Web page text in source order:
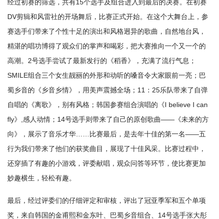
经过初赛的筛选，共有15个选手及组合进入到最后的决赛。在初赛
DV剪辑和风雷社的开场舞后，比赛正式开始。在这个大舞台上，参
赛选手们带来了个性十足的演出和风格迥异的歌曲，自然地台风，
精湛的唱功博得了观众们的掌声和喝彩，把大赛推向一个又一个的
高潮。2号选手尝试了最新发行的《稻香》，充满了流行气息；
SMILE组合三个女生靓丽的外形和动听的嗓音令大家眼前一亮；巴
蜀乡音的《乡音乡情》，用美声震撼全场；11：25乐队带来了自弹
自唱的《离歌》，别有风格；韩国参赛组合演唱的《I believe I can
fly》,感人动情；14号选手则带来了自己的原创歌曲——《未来的方
向》，展示了音乐才华……比赛最后，是去年十佳的第一名——五
行为我们带来了他们的获奖曲目，展现了十佳风采。比赛过程中，
还穿插了有趣的小游戏，评委献唱，观众问答等环节，使比赛更加
妙趣横生，轻松有趣。
最后，经过评委们的仔细评定和审核，评出了冠亚季军和五个单项
奖，来自韩国的金甫熙和金东叶、巴蜀乡音组合、14号选手张大彤